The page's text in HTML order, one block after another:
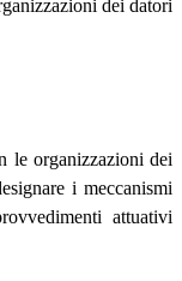
dei datori
le organizzazioni dei
i meccanismi
attuativi